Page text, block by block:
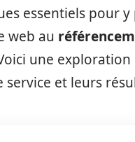
essentiels pour
web au
une
et leurs